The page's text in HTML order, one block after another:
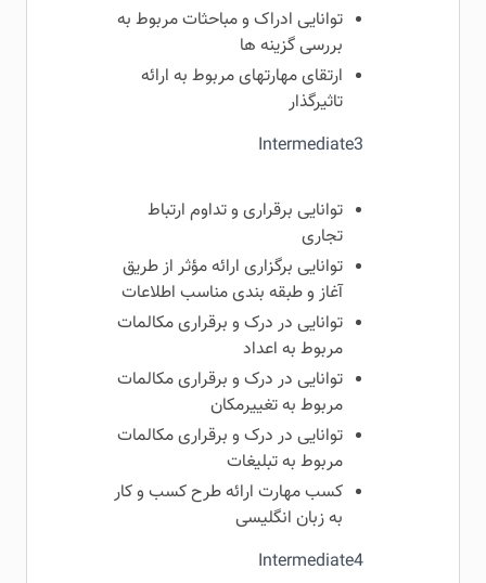
توانایی ادراک و مباحثات مربوط به
بررسی گزینه ها
ارتقای مهارتهای مربوط به ارائه
تاثیرگذار
Intermediate3
توانایی برقراری و تداوم ارتباط
تجاری
توانایی برگزاری ارائه مؤثر از طریق
آغاز و طبقه بندی مناسب اطلاعات
توانایی در درک و برقراری مکالمات
مربوط به اعداد
توانایی در درک و برقراری مکالمات
مربوط به تغییرمکان
توانایی در درک و برقراری مکالمات
مربوط به تبلیغات
کسب مهارت ارائه طرح کسب و کار
به زبان انگلیسی
Intermediate4